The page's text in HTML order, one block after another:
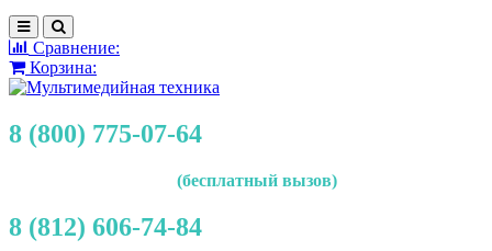
Сравнение:
Корзина:
8 (800) 775-07-64
(бесплатный вызов)
8 (812) 606-74-84